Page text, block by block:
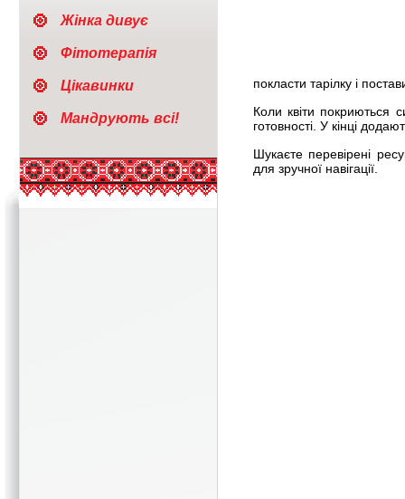
Жінка дивує
Фітотерапія
Цікавинки
Мандрують всі!
покласти тарілку і
Коли квіти покриються
готовності. У кінці
Шукаєте перевірені
для зручної навігації.